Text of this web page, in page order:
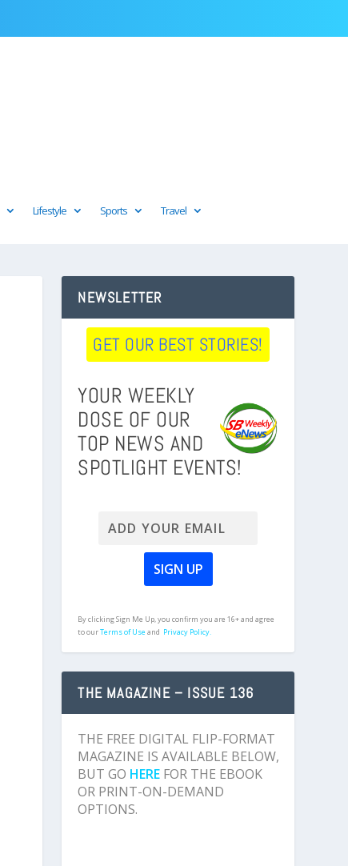
Lifestyle Sports Travel
NEWSLETTER
GET OUR BEST STORIES!
YOUR WEEKLY
DOSE OF OUR
TOP NEWS AND
SPOTLIGHT EVENTS!
By clicking Sign Me Up, you confirm you are 16+ and agree
to ourTerms of Useand Privacy Policy.
THE MAGAZINE – ISSUE 136
THE FREE DIGITAL FLIP-FORMAT
MAGAZINE IS AVAILABLE BELOW,
BUT GO HERE FOR THE EBOOK
OR PRINT-ON-DEMAND
OPTIONS.